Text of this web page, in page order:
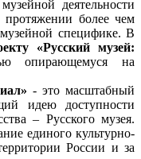
деятельности
протяжении более чем
специфике. В
«Русский музей:
опирающемуся на
- это масштабный
идею доступности
– Русского музея.
единого культурно-
России и за